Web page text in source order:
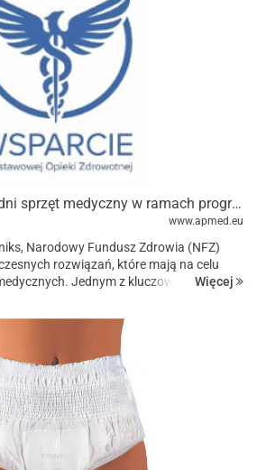
Jak wybrać odpowiedni sprzęt medyczny w ramach programu Feniks NFZ?
www.apmed.eu
Narodowy Fundusz Zdrowia (NFZ)
rozwiązań, które mają na celu
Jednym z kluczowych Więcej